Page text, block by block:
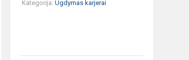
Kategorija:Ugdymas karjerai